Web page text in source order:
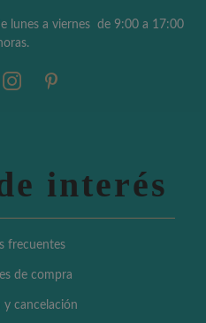
lunes a viernes de 9:00 a 17:00
interés
frecuentes
de compra
y cancelación